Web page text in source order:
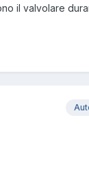
il valvolare